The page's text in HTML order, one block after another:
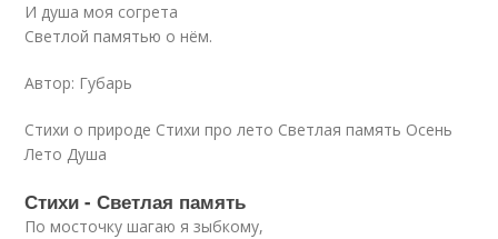
И душа моя согрета
Светлой памятью о нём.
Автор: Губарь
Стихи о природе Стихи про лето Светлая память Осень
Лето Душа
Стихи - Светлая память
По мосточку шагаю я зыбкому,